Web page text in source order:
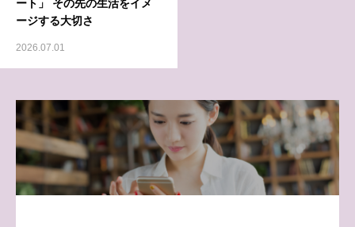
ート」 その先の生活をイメ
ージする大切さ
2026.07.01